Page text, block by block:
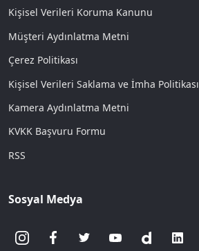
Kişisel Verileri Koruma Kanunu
Müşteri Aydınlatma Metni
Çerez Politikası
Kişisel Verileri Saklama ve İmha Politikası
Kamera Aydınlatma Metni
KVKK Başvuru Formu
RSS
Sosyal Medya